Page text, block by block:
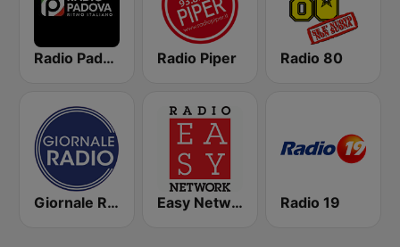
Radio Padova Radio Piper Radio 80
Giornale Radio Easy Network Radio 19